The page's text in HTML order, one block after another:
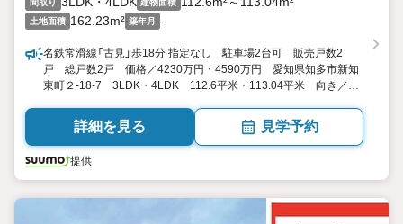
土地面積 162.23m² 築年月 -
名鉄常滑線「古見」歩18分 指定なし 駐車場2台可 販売戸数2
戸 総戸数2戸 価格／4230万円・4590万円 愛知県知多市新知
東町２-18-7 3LDK・4LDK 112.6平米・113.04平米 向き／▼
詳細を見る 見学予約
提供